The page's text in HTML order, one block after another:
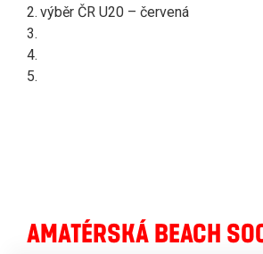
2. výběr ČR U20 – červená
3.
4.
5.
AMATÉRSKÁ BEACH